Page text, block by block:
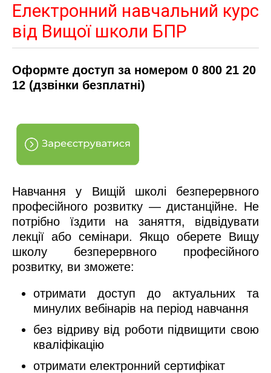
Електронний навчальний курс
від Вищої школи БПР
Оформте доступ за номером 0 800 21 20
12 (дзвінки безплатні)
Навчання у Вищій школі безперервного
професійного розвитку — дистанційне. Не
потрібно їздити на заняття, відвідувати
лекції або семінари. Якщо оберете Вищу
школу безперервного професійного
розвитку, ви зможете:
отримати доступ до актуальних та
минулих вебінарів на період навчання
без відриву від роботи підвищити свою
кваліфікацію
отримати електронний сертифікат